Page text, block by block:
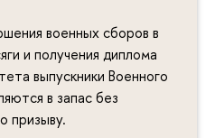
военных сборов в
и получения диплома
выпускники Военного
в запас без
призыву.